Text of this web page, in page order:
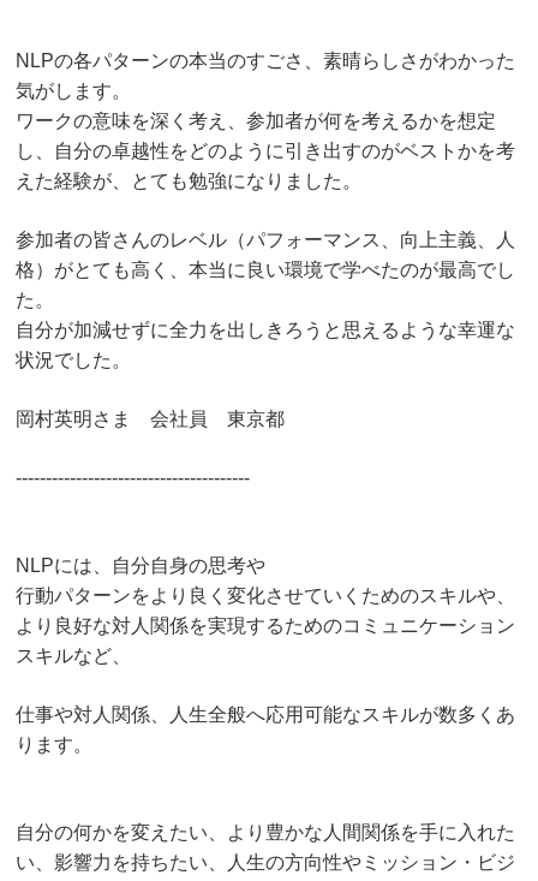
NLPの各パターンの本当のすごさ、素晴らしさがわかった
気がします。
ワークの意味を深く考え、参加者が何を考えるかを想定
し、 自分の卓越性をどのように引き出すのがベストかを考
えた経験が、とても勉強になりました。
参加者の皆さんのレベル（パフォーマンス、向上主義、人
格）がとても高く、本当に良い環境で学べたのが最高でし
た。
自分が加減せずに全力を出しきろうと思えるような幸運な
状況でした。
岡村英明さま 会社員 東京都
---------------------------------------
NLPには、自分自身の思考や
行動パターンをより良く変化させていくためのスキルや、
より良好な対人関係を実現するためのコミュニケーション
スキルなど、
仕事や対人関係、人生全般へ応用可能なスキルが数多くあ
ります。
自分の何かを変えたい、より豊かな人間関係を手に入れた
い、影響力を持ちたい、人生の方向性やミッション・ビジ